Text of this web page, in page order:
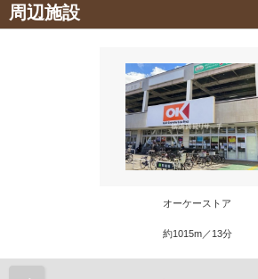
周辺施設
オーケーストア
約1015m／13分